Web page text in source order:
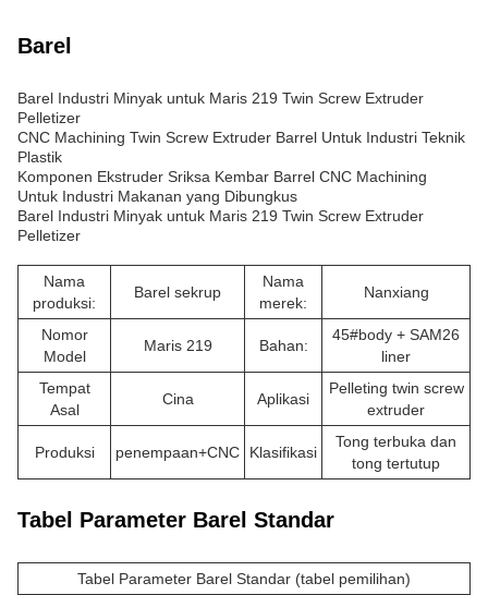
Barel
Barel Industri Minyak untuk Maris 219 Twin Screw Extruder
Pelletizer
CNC Machining Twin Screw Extruder Barrel Untuk Industri Teknik
Plastik
Komponen Ekstruder Sriksa Kembar Barrel CNC Machining
Untuk Industri Makanan yang Dibungkus
Barel Industri Minyak untuk Maris 219 Twin Screw Extruder
Pelletizer
Nama
produksi:
Barel sekrup
Nama
merek:
Nanxiang
Nomor
Model
Maris 219 Bahan:
45#body + SAM26
liner
Tempat
Asal
Cina Aplikasi
Pelleting twin screw
extruder
Produksi penempaan+CNC Klasifikasi
Tong terbuka dan
tong tertutup
Tabel Parameter Barel Standar
Tabel Parameter Barel Standar (tabel pemilihan)